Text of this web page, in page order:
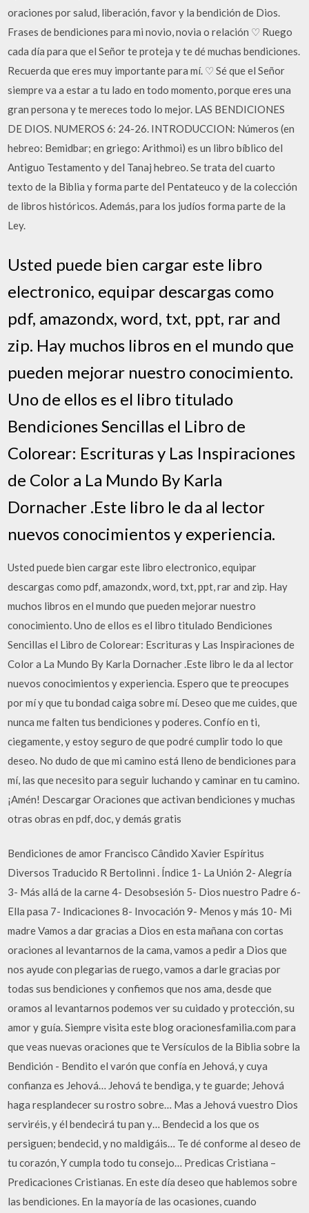
oraciones por salud, liberación, favor y la bendición de Dios.
Frases de bendiciones para mi novio, novia o relación ♡ Ruego
cada día para que el Señor te proteja y te dé muchas bendiciones.
Recuerda que eres muy importante para mí. ♡ Sé que el Señor
siempre va a estar a tu lado en todo momento, porque eres una
gran persona y te mereces todo lo mejor. LAS BENDICIONES
DE DIOS. NUMEROS 6: 24-26. INTRODUCCION: Números (en
hebreo: Bemidbar; en griego: Arithmoi) es un libro bíblico del
Antiguo Testamento y del Tanaj hebreo. Se trata del cuarto
texto de la Biblia y forma parte del Pentateuco y de la colección
de libros históricos. Además, para los judíos forma parte de la
Ley.
Usted puede bien cargar este libro
electronico, equipar descargas como
pdf, amazondx, word, txt, ppt, rar and
zip. Hay muchos libros en el mundo que
pueden mejorar nuestro conocimiento.
Uno de ellos es el libro titulado
Bendiciones Sencillas el Libro de
Colorear: Escrituras y Las Inspiraciones
de Color a La Mundo By Karla
Dornacher .Este libro le da al lector
nuevos conocimientos y experiencia.
Usted puede bien cargar este libro electronico, equipar
descargas como pdf, amazondx, word, txt, ppt, rar and zip. Hay
muchos libros en el mundo que pueden mejorar nuestro
conocimiento. Uno de ellos es el libro titulado Bendiciones
Sencillas el Libro de Colorear: Escrituras y Las Inspiraciones de
Color a La Mundo By Karla Dornacher .Este libro le da al lector
nuevos conocimientos y experiencia. Espero que te preocupes
por mí y que tu bondad caiga sobre mí. Deseo que me cuides, que
nunca me falten tus bendiciones y poderes. Confío en ti,
ciegamente, y estoy seguro de que podré cumplir todo lo que
deseo. No dudo de que mi camino está lleno de bendiciones para
mí, las que necesito para seguir luchando y caminar en tu camino.
¡Amén! Descargar Oraciones que activan bendiciones y muchas
otras obras en pdf, doc, y demás gratis
Bendiciones de amor Francisco Cândido Xavier Espíritus
Diversos Traducido R Bertolinni . Índice 1- La Unión 2- Alegría
3- Más allá de la carne 4- Desobsesión 5- Dios nuestro Padre 6-
Ella pasa 7- Indicaciones 8- Invocación 9- Menos y más 10- Mi
madre Vamos a dar gracias a Dios en esta mañana con cortas
oraciones al levantarnos de la cama, vamos a pedir a Dios que
nos ayude con plegarias de ruego, vamos a darle gracias por
todas sus bendiciones y confiemos que nos ama, desde que
oramos al levantarnos podemos ver su cuidado y protección, su
amor y guía. Siempre visita este blog oracionesfamilia.com para
que veas nuevas oraciones que te Versículos de la Biblia sobre la
Bendición - Bendito el varón que confía en Jehová, y cuya
confianza es Jehová… Jehová te bendiga, y te guarde; Jehová
haga resplandecer su rostro sobre… Mas a Jehová vuestro Dios
serviréis, y él bendecirá tu pan y… Bendecid a los que os
persiguen; bendecid, y no maldigáis… Te dé conforme al deseo de
tu corazón, Y cumpla todo tu consejo… Predicas Cristiana –
Predicaciones Cristianas. En este día deseo que hablemos sobre
las bendiciones. En la mayoría de las ocasiones, cuando